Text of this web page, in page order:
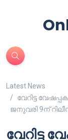
Latest News
വേറിട്ട
ജനുവരി 9ന്
വേറിട്ട